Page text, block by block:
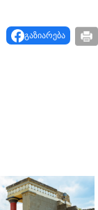
გაზიარება